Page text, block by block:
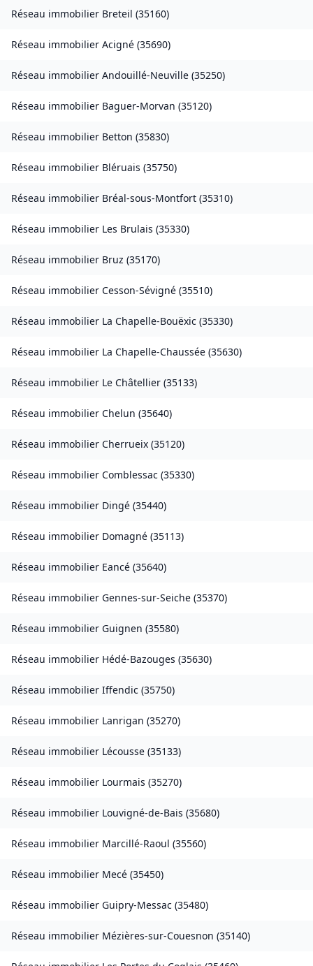
Réseau immobilier Breteil (35160)
Réseau immobilier Acigné (35690)
Réseau immobilier Andouillé-Neuville (35250)
Réseau immobilier Baguer-Morvan (35120)
Réseau immobilier Betton (35830)
Réseau immobilier Bléruais (35750)
Réseau immobilier Bréal-sous-Montfort (35310)
Réseau immobilier Les Brulais (35330)
Réseau immobilier Bruz (35170)
Réseau immobilier Cesson-Sévigné (35510)
Réseau immobilier La Chapelle-Bouëxic (35330)
Réseau immobilier La Chapelle-Chaussée (35630)
Réseau immobilier Le Châtellier (35133)
Réseau immobilier Chelun (35640)
Réseau immobilier Cherrueix (35120)
Réseau immobilier Comblessac (35330)
Réseau immobilier Dingé (35440)
Réseau immobilier Domagné (35113)
Réseau immobilier Eancé (35640)
Réseau immobilier Gennes-sur-Seiche (35370)
Réseau immobilier Guignen (35580)
Réseau immobilier Hédé-Bazouges (35630)
Réseau immobilier Iffendic (35750)
Réseau immobilier Lanrigan (35270)
Réseau immobilier Lécousse (35133)
Réseau immobilier Lourmais (35270)
Réseau immobilier Louvigné-de-Bais (35680)
Réseau immobilier Marcillé-Raoul (35560)
Réseau immobilier Mecé (35450)
Réseau immobilier Guipry-Messac (35480)
Réseau immobilier Mézières-sur-Couesnon (35140)